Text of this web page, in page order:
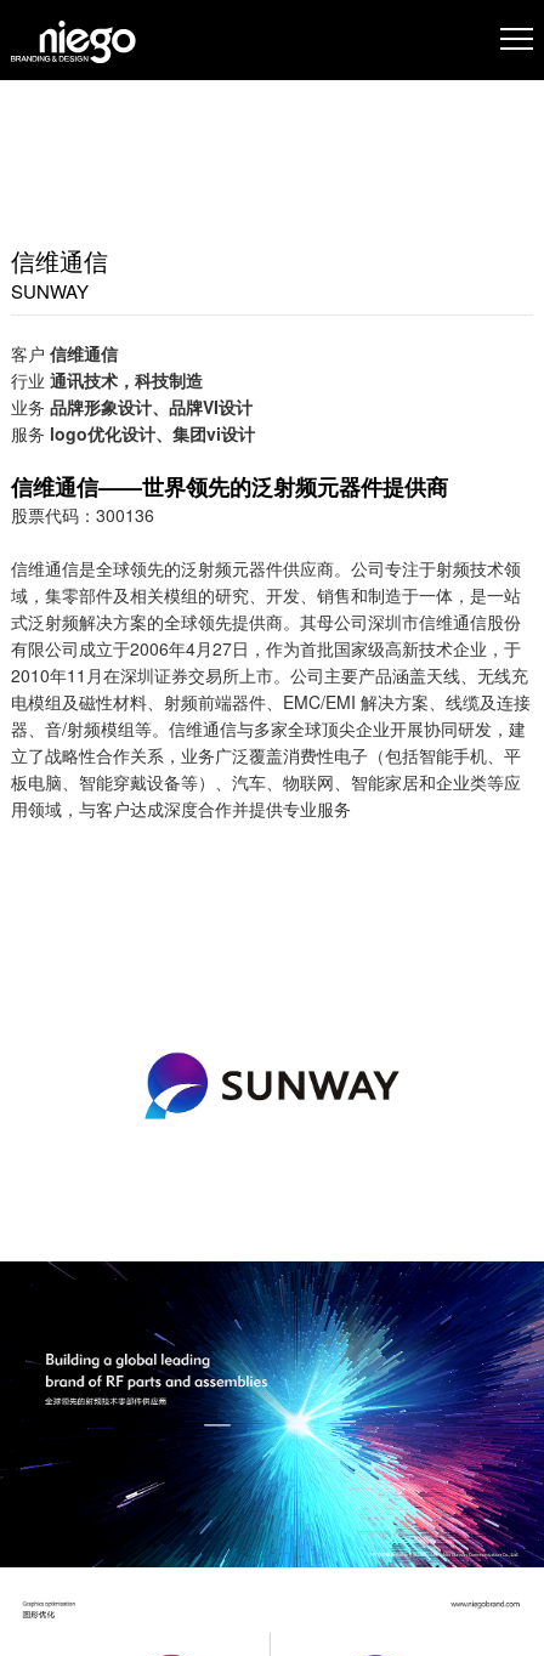
信维通信
SUNWAY
客户 信维通信
行业 通讯技术，科技制造
业务 品牌形象设计、品牌VI设计
服务 logo优化设计、集团vi设计
信维通信——世界领先的泛射频元器件提供商
股票代码：300136
信维通信是全球领先的泛射频元器件供应商。公司专注于射频技术领
域，集零部件及相关模组的研究、开发、销售和制造于一体，是一站
式泛射频解决方案的全球领先提供商。其母公司深圳市信维通信股份
有限公司成立于2006年4月27日，作为首批国家级高新技术企业，于
2010年11月在深圳证券交易所上市。公司主要产品涵盖天线、无线充
电模组及磁性材料、射频前端器件、EMC/EMI 解决方案、线缆及连接
器、音/射频模组等。信维通信与多家全球顶尖企业开展协同研发，建
立了战略性合作关系，业务广泛覆盖消费性电子（包括智能手机、平
板电脑、智能穿戴设备等）、汽车、物联网、智能家居和企业类等应
用领域，与客户达成深度合作并提供专业服务